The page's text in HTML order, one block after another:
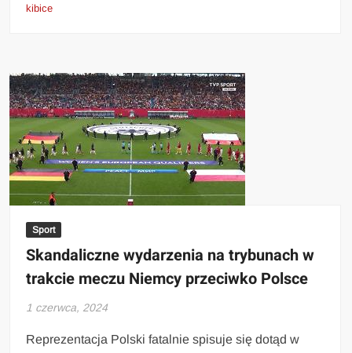
kibice
Sport
Skandaliczne wydarzenia na trybunach w
trakcie meczu Niemcy przeciwko Polsce
1 czerwca, 2024
Reprezentacja Polski fatalnie spisuje się dotąd w